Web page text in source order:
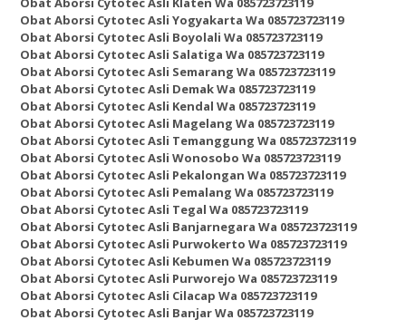
Obat Aborsi Cytotec Asli Yogyakarta Wa 085723723119
Obat Aborsi Cytotec Asli Boyolali Wa 085723723119
Obat Aborsi Cytotec Asli Salatiga Wa 085723723119
Obat Aborsi Cytotec Asli Semarang Wa 085723723119
Obat Aborsi Cytotec Asli Demak Wa 085723723119
Obat Aborsi Cytotec Asli Kendal Wa 085723723119
Obat Aborsi Cytotec Asli Magelang Wa 085723723119
Obat Aborsi Cytotec Asli Temanggung Wa 085723723119
Obat Aborsi Cytotec Asli Wonosobo Wa 085723723119
Obat Aborsi Cytotec Asli Pekalongan Wa 085723723119
Obat Aborsi Cytotec Asli Pemalang Wa 085723723119
Obat Aborsi Cytotec Asli Tegal Wa 085723723119
Obat Aborsi Cytotec Asli Banjarnegara Wa 085723723119
Obat Aborsi Cytotec Asli Purwokerto Wa 085723723119
Obat Aborsi Cytotec Asli Kebumen Wa 085723723119
Obat Aborsi Cytotec Asli Purworejo Wa 085723723119
Obat Aborsi Cytotec Asli Cilacap Wa 085723723119
Obat Aborsi Cytotec Asli Banjar Wa 085723723119